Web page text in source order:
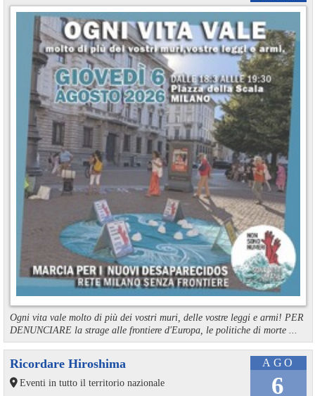
Ogni vita vale molto di più dei vostri muri, delle vostre leggi e armi! PER
DENUNCIARE la strage alle frontiere d'Europa, le politiche di morte ...
AGO
6
Ricordare Hiroshima
Eventi in tutto il territorio nazionale